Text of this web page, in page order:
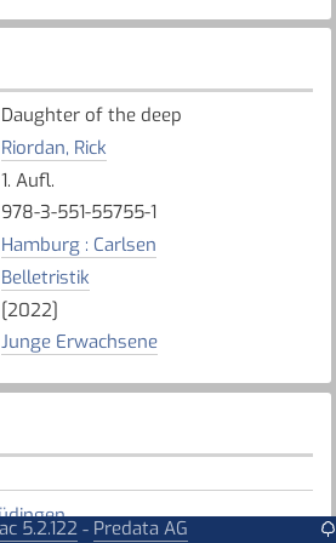
Daughter of the deep
Riordan, Rick
1. Aufl.
978-3-551-55755-1
Hamburg : Carlsen
Belletristik
[2022]
Junge Erwachsene
5.2.122 - Predata AG